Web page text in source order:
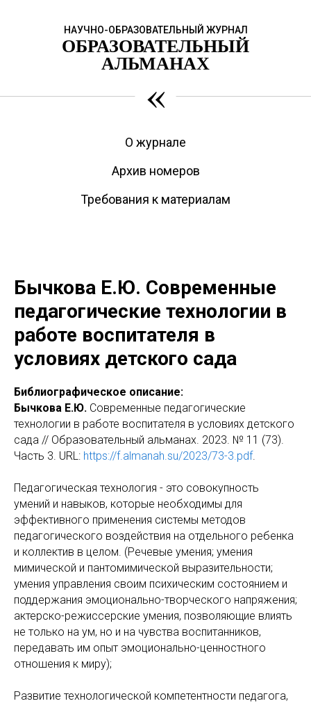
НАУЧНО-ОБРАЗОВАТЕЛЬНЫЙ ЖУРНАЛ
ОБРАЗОВАТЕЛЬНЫЙ
АЛЬМАНАХ
«
О журнале
Архив номеров
Требования к материалам
Бычкова Е.Ю. Современные
педагогические технологии в
работе воспитателя в
условиях детского сада
Библиографическое описание:
Бычкова Е.Ю. Современные педагогические
технологии в работе воспитателя в условиях детского
сада // Образовательный альманах. 2023. № 11 (73).
Часть 3. URL: https://f.almanah.su/2023/73-3.pdf.
Педагогическая технология - это совокупность
умений и навыков, которые необходимы для
эффективного применения системы методов
педагогического воздействия на отдельного ребенка
и коллектив в целом. (Речевые умения; умения
мимической и пантомимической выразительности;
умения управления своим психическим состоянием и
поддержания эмоционально-творческого напряжения;
актерско-режиссерские умения, позволяющие влиять
не только на ум, но и на чувства воспитанников,
передавать им опыт эмоционально-ценностного
отношения к миру);
Развитие технологической компетентности педагога,